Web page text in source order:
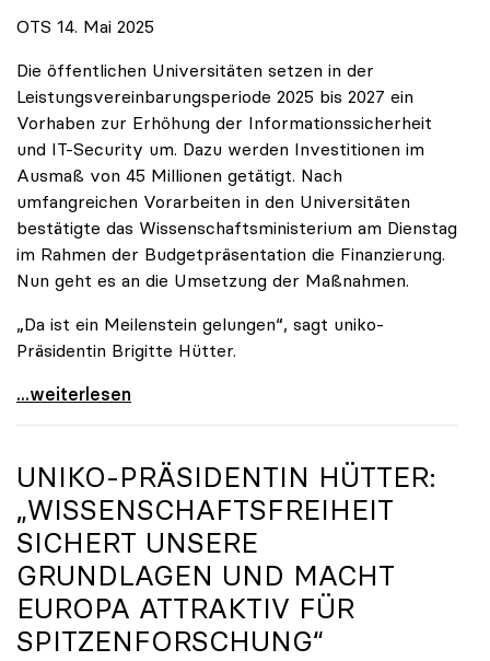
OTS 14. Mai 2025
Die öffentlichen Universitäten setzen in der
Leistungsvereinbarungsperiode 2025 bis 2027 ein
Vorhaben zur Erhöhung der Informationssicherheit
und IT-Security um. Dazu werden Investitionen im
Ausmaß von 45 Millionen getätigt. Nach
umfangreichen Vorarbeiten in den Universitäten
bestätigte das Wissenschaftsministerium am Dienstag
im Rahmen der Budgetpräsentation die Finanzierung.
Nun geht es an die Umsetzung der Maßnahmen.
„Da ist ein Meilenstein gelungen“, sagt uniko-
Präsidentin Brigitte Hütter.
Universitäten wappnen sich gegen zunehmende Gefahr
...weiterlesen
UNIKO-PRÄSIDENTIN HÜTTER:
„WISSENSCHAFTSFREIHEIT
SICHERT UNSERE
GRUNDLAGEN UND MACHT
EUROPA ATTRAKTIV FÜR
SPITZENFORSCHUNG“